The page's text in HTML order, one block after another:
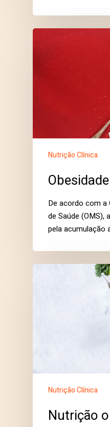
Nutrição Clínica
Obesidade
De acordo com a
de Saúde (OMS),
pela acumulação
Nutrição Clínica
Nutrição